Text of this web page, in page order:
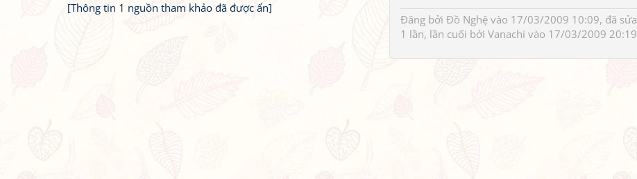
Đăng bởi Đồ Nghệ vào 17/03/2009 10:09, đã sửa
1 lần, lần cuối bởi Vanachi vào 17/03/2009 20:19
[Thông tin 1 nguồn tham khảo đã được ẩn]